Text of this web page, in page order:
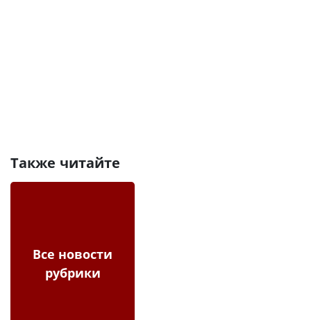
Также читайте
Все новости
рубрики